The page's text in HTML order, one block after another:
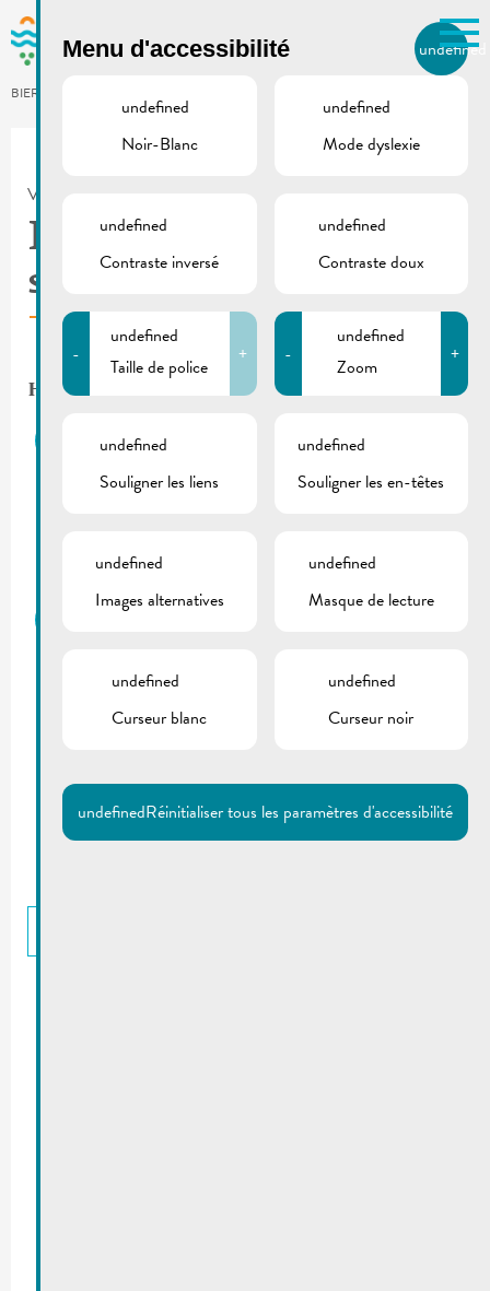
Skip to main content
BIERGER.REMICH.LU
Utilisez la recherche pour
Comme par exemple des contacts, des
VILLE DE REMICH / ACTUALITÉ
Heures d’ouverture des
services administratifs
Heures d’ouverture à partir de janvier 2019:
Réception et bureau de la population
Lundi-jeudi* 08h00-12h00 & 13h30-16h00
Vendredi 07h00-13h00
Recette, ressources humaines, service
préférence sur rdv ou 13h30-16h00 uniquement
Vendredi 08h00-12h00 uniquement sur rdv
Menu d'accessibilité undefined
undefined
Noir-Blanc
undefined
Mode dyslexie
undefined
Contraste inversé
undefined
Contraste doux
-
undefined
Taille de police
+ -
undefined
Zoom
+
undefined
Souligner les liens
undefined
Souligner les en-têtes
undefined
Images alternatives
undefined
Masque de lecture
undefined
Curseur blanc
undefined
Curseur noir
undefinedRéinitialiser tous les paramètres d'accessibilité